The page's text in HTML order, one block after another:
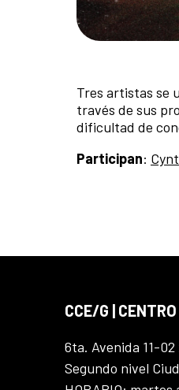
Tres artistas se
través de sus
dificultad de
Participan:
CCE/G |
6ta. Avenida 11-
Segundo nivel